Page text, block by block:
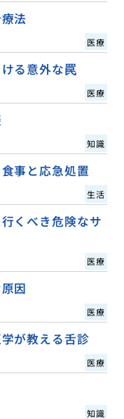
法
医療
る意外な罠
医療
知識
事と応急処置
生活
くべき危険なサ
医療
因
医療
が教える舌診
医療
知識